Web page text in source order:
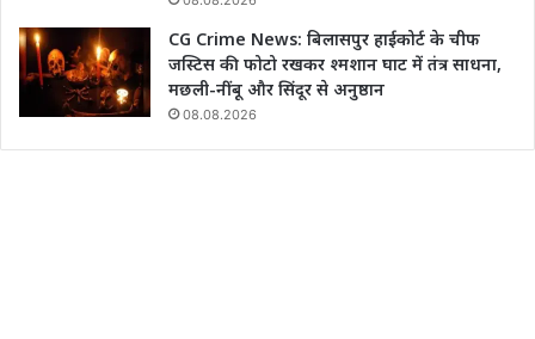
CG Crime News: बिलासपुर हाईकोर्ट के चीफ
जस्टिस की फोटो रखकर श्मशान घाट में तंत्र साधना,
मछली-नींबू और सिंदूर से अनुष्ठान
08.08.2026